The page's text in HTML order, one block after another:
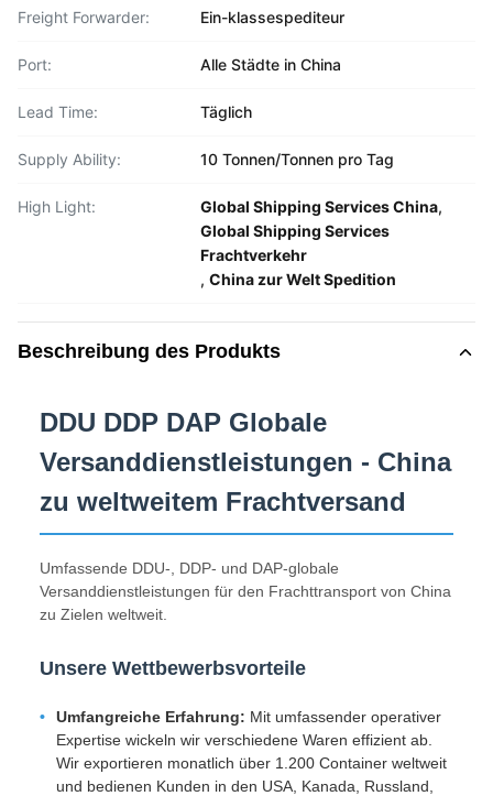
Freight Forwarder: Ein-klassespediteur
Port: Alle Städte in China
Lead Time: Täglich
Supply Ability: 10 Tonnen/Tonnen pro Tag
High Light: Global Shipping Services China,
Global Shipping Services
Frachtverkehr
, China zur Welt Spedition
Beschreibung des Produkts
DDU DDP DAP Globale
Versanddienstleistungen - China
zu weltweitem Frachtversand
Umfassende DDU-, DDP- und DAP-globale
Versanddienstleistungen für den Frachttransport von China
zu Zielen weltweit.
Unsere Wettbewerbsvorteile
Umfangreiche Erfahrung: Mit umfassender operativer
Expertise wickeln wir verschiedene Waren effizient ab.
Wir exportieren monatlich über 1.200 Container weltweit
und bedienen Kunden in den USA, Kanada, Russland,